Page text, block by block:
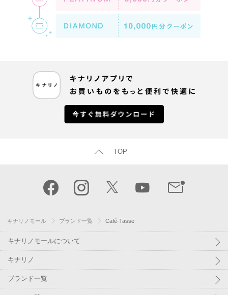
TOP
キナリノモール ブランド一覧 Café-Tasse
キナリノモールについて
キナリノ
ブランド一覧